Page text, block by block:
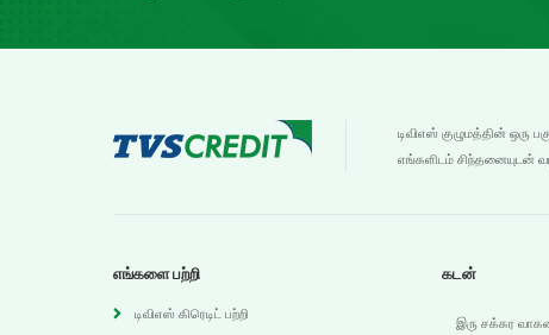
டிவிஎஸ் குழுமத்தின் ஒரு
எங்களிடம் சிந்தனையுடன்
எங்களை பற்றி
டிவிஎஸ் கிரெடிட் பற்றி
கடன்
இரு சக்கர